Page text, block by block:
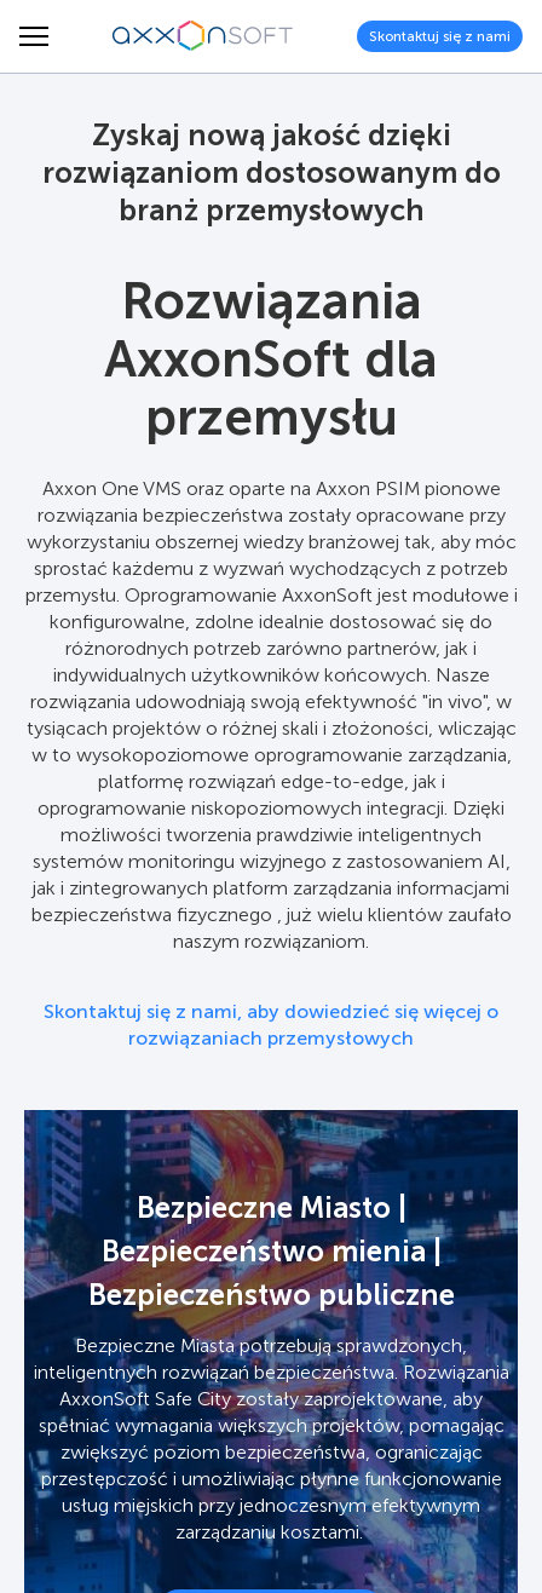
Skontaktuj się z nami
Zyskaj nową jakość dzięki
rozwiązaniom dostosowanym do
branż przemysłowych
Rozwiązania
AxxonSoft dla
przemysłu
Axxon One VMS oraz oparte na Axxon PSIM pionowe
rozwiązania bezpieczeństwa zostały opracowane przy
wykorzystaniu obszernej wiedzy branżowej tak, aby móc
sprostać każdemu z wyzwań wychodzących z potrzeb
przemysłu. Oprogramowanie AxxonSoft jest modułowe i
konfigurowalne, zdolne idealnie dostosować się do
różnorodnych potrzeb zarówno partnerów, jak i
indywidualnych użytkowników końcowych. Nasze
rozwiązania udowodniają swoją efektywność "in vivo", w
tysiącach projektów o różnej skali i złożoności, wliczając
w to wysokopoziomowe oprogramowanie zarządzania,
platformę rozwiązań edge-to-edge, jak i
oprogramowanie niskopoziomowych integracji. Dzięki
możliwości tworzenia prawdziwie inteligentnych
systemów monitoringu wizyjnego z zastosowaniem AI,
jak i zintegrowanych platform zarządzania informacjami
bezpieczeństwa fizycznego , już wielu klientów zaufało
naszym rozwiązaniom.
Skontaktuj się z nami, aby dowiedzieć się więcej o
rozwiązaniach przemysłowych
Bezpieczne Miasto |
Bezpieczeństwo mienia |
Bezpieczeństwo publiczne
Bezpieczne Miasta potrzebują sprawdzonych,
inteligentnych rozwiązań bezpieczeństwa. Rozwiązania
AxxonSoft Safe City zostały zaprojektowane, aby
spełniać wymagania większych projektów, pomagając
zwiększyć poziom bezpieczeństwa, ograniczając
przestępczość i umożliwiając płynne funkcjonowanie
usług miejskich przy jednoczesnym efektywnym
zarządzaniu kosztami.